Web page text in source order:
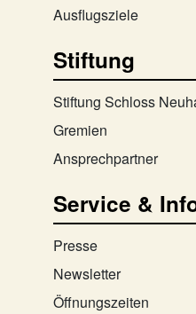
Ausflugsziele
Stiftung
Stiftung Schloss
Gremien
Ansprechpartner
Service &
Presse
Newsletter
Öffnungszeiten